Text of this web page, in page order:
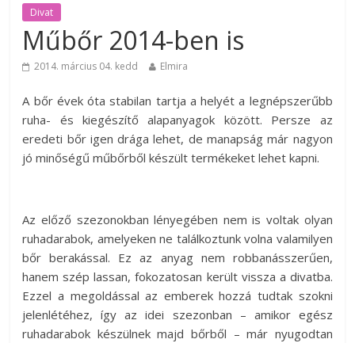
Divat
Műbőr 2014-ben is
2014. március 04. kedd Elmira
A bőr évek óta stabilan tartja a helyét a legnépszerűbb
ruha- és kiegészítő alapanyagok között. Persze az
eredeti bőr igen drága lehet, de manapság már nagyon
jó minőségű műbőrből készült termékeket lehet kapni.
Az előző szezonokban lényegében nem is voltak olyan
ruhadarabok, amelyeken ne találkoztunk volna valamilyen
bőr berakással. Ez az anyag nem robbanásszerűen,
hanem szép lassan, fokozatosan került vissza a divatba.
Ezzel a megoldással az emberek hozzá tudtak szokni
jelenlétéhez, így az idei szezonban – amikor egész
ruhadarabok készülnek majd bőrből – már nyugodtan